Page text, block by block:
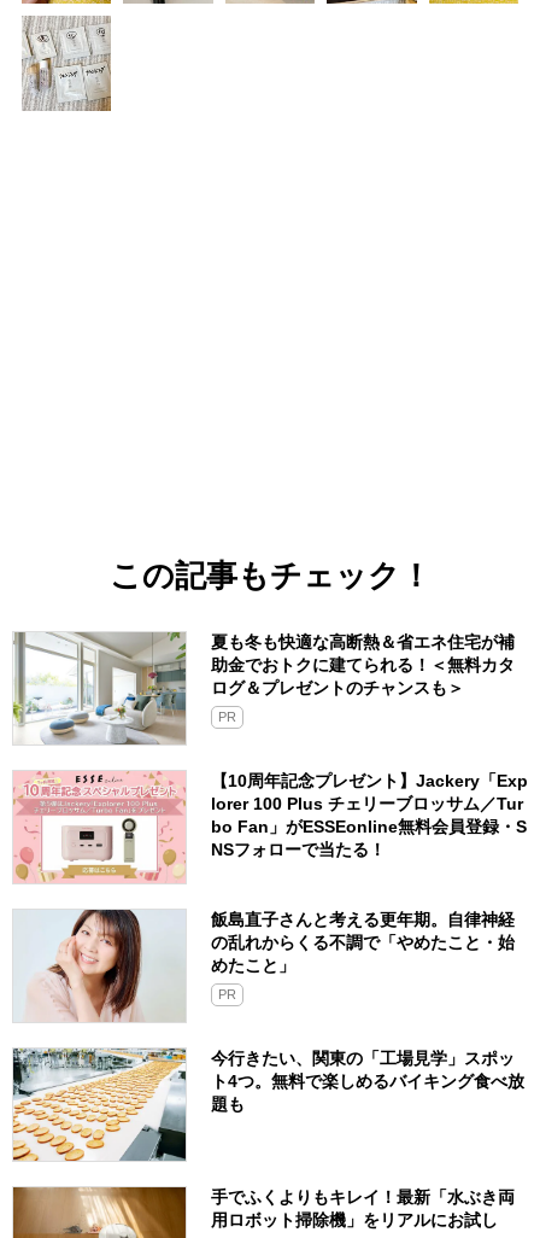
この記事もチェック！
夏も冬も快適な高断熱＆省エネ住宅が補
助金でおトクに建てられる！＜無料カタ
ログ＆プレゼントのチャンスも＞
PR
【10周年記念プレゼント】Jackery「Exp
lorer 100 Plus チェリーブロッサム／Tur
bo Fan」がESSEonline無料会員登録・S
NSフォローで当たる！
飯島直子さんと考える更年期。自律神経
の乱れからくる不調で「やめたこと・始
めたこと」
PR
今行きたい、関東の「工場見学」スポッ
ト4つ。無料で楽しめるバイキング食べ放
題も
手でふくよりもキレイ！最新「水ぶき両
用ロボット掃除機」をリアルにお試し